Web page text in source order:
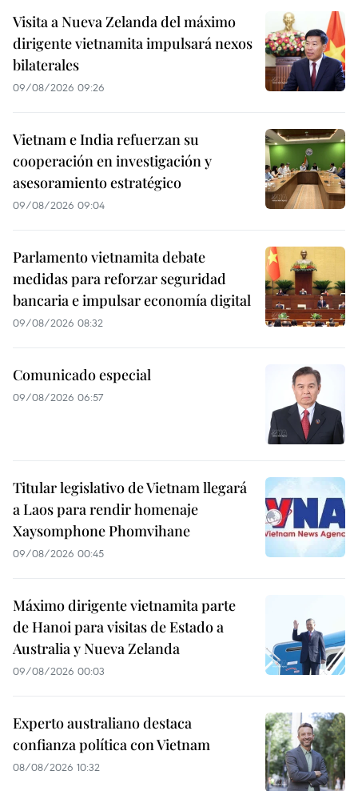
Visita a Nueva Zelanda del máximo
dirigente vietnamita impulsará nexos
bilaterales
09/08/2026 09:26
Vietnam e India refuerzan su
cooperación en investigación y
asesoramiento estratégico
09/08/2026 09:04
Parlamento vietnamita debate
medidas para reforzar seguridad
bancaria e impulsar economía digital
09/08/2026 08:32
Comunicado especial
09/08/2026 06:57
Titular legislativo de Vietnam llegará
a Laos para rendir homenaje
Xaysomphone Phomvihane
09/08/2026 00:45
Máximo dirigente vietnamita parte
de Hanoi para visitas de Estado a
Australia y Nueva Zelanda
09/08/2026 00:03
Experto australiano destaca
confianza política con Vietnam
08/08/2026 10:32